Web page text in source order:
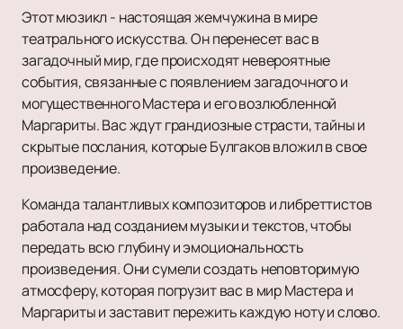
Новогоднее шоу
Романс
Мюзикл
Моноспектакль
Трагикомедия
Оперетта
Танцевальный спектакль
Пластический спектакль
Трагедия
Рок-опера
Мелодрама
Экспериментальный театр
Детектив
Иммерсивный спектакль
Театр балета Эйфмана
Подарочные сертификаты
Щелкунчик
Балет Эйфмана «Преступление и наказание»
Гастроли Театра Чехова
Этот мюзикл - настоящая жемчужина в мире
театрального искусства. Он перенесет вас в
загадочный мир, где происходят невероятные
события, связанные с появлением загадочного и
могущественного Мастера и его возлюбленной
Маргариты. Вас ждут грандиозные страсти, тайны и
скрытые послания, которые Булгаков вложил в свое
произведение.
Команда талантливых композиторов и либреттистов
работала над созданием музыки и текстов, чтобы
передать всю глубину и эмоциональность
произведения. Они сумели создать неповторимую
атмосферу, которая погрузит вас в мир Мастера и
Маргариты и заставит пережить каждую ноту и слово.